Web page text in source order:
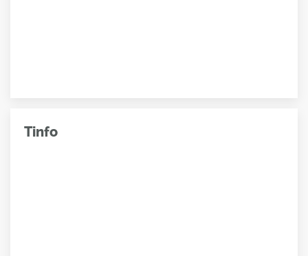
Tinfo